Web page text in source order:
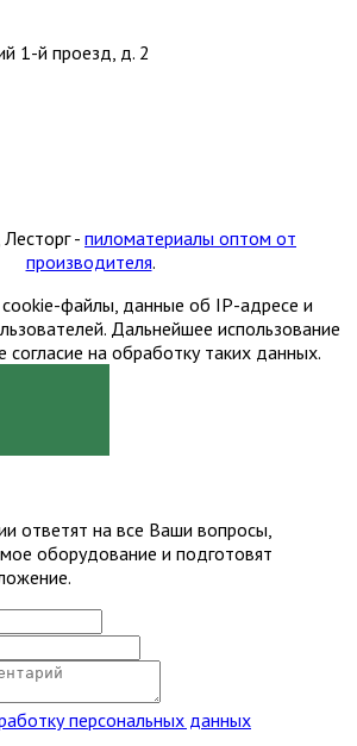
1-й проезд, д. 2
- пиломатериалы оптом от
производителя.
файлы, данные об IP-адресе и
Дальнейшее использование
согласие на обработку таких данных.
ответят на все Ваши вопросы,
оборудование и подготовят
персональных данных